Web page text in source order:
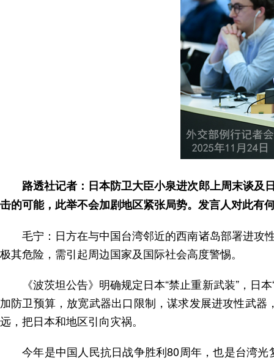
路透社记者：日本防卫大臣小泉进次郎上周末谈及
击的可能，此举不会加剧地区紧张局势。发言人对此有
毛宁：日方在与中国台湾邻近的西南诸岛部署进攻
极其危险，需引起周边国家及国际社会高度警惕。
《波茨坦公告》明确规定日本“禁止重新武装”，日
加防卫预算，放宽武器出口限制，谋求发展进攻性武器
远，把日本和地区引向灾祸。
今年是中国人民抗日战争胜利80周年，也是台湾